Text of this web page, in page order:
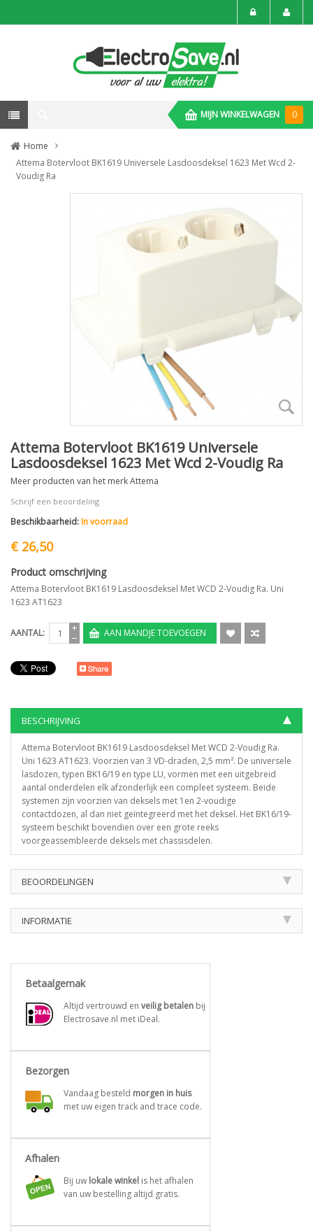
MIJN WINKELWAGEN 0
Home
Attema Botervloot BK1619 Universele Lasdoosdeksel 1623 Met Wcd 2-
Voudig Ra
Attema Botervloot BK1619 Universele
Lasdoosdeksel 1623 Met Wcd 2-Voudig Ra
Meer producten van het merk Attema
Schrijf een beoordeling
Beschikbaarheid:In voorraad
€ 26,50
Product omschrijving
Attema Botervloot BK1619 Lasdoosdeksel Met WCD 2-Voudig Ra. Uni
1623 AT1623
AANTAL: AAN MANDJE TOEVOEGEN
BESCHRIJVING
Attema Botervloot BK1619 Lasdoosdeksel Met WCD 2-Voudig Ra.
Uni 1623 AT1623. Voorzien van 3 VD-draden, 2,5 mm². De universele
lasdozen, typen BK16/19 en type LU, vormen met een uitgebreid
aantal onderdelen elk afzonderlijk een compleet systeem. Beide
systemen zijn voorzien van deksels met 1en 2-voudige
contactdozen, al dan niet geïntegreerd met het deksel. Het BK16/19-
systeem beschikt bovendien over een grote reeks
voorgeassembleerde deksels met chassisdelen.
BEOORDELINGEN
INFORMATIE
Betaalgemak
Altijd vertrouwd en veilig betalen bij
Electrosave.nl met iDeal.
Bezorgen
Vandaag besteld morgen in huis
met uw eigen track and trace code.
Afhalen
Bij uw lokale winkel is het afhalen
van uw bestelling altijd gratis.